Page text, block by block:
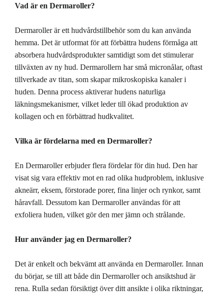
Vad är en Dermaroller?
Dermaroller är ett hudvårdstillbehör som du kan använda
hemma. Det är utformat för att förbättra hudens förmåga att
absorbera hudvårdsprodukter samtidigt som det stimulerar
tillväxten av ny hud. Dermarollern har små micronålar, oftast
tillverkade av titan, som skapar mikroskopiska kanaler i
huden. Denna process aktiverar hudens naturliga
läkningsmekanismer, vilket leder till ökad produktion av
kollagen och en förbättrad hudkvalitet.
Vilka är fördelarna med en Dermaroller?
En Dermaroller erbjuder flera fördelar för din hud. Den har
visat sig vara effektiv mot en rad olika hudproblem, inklusive
akneärr, eksem, förstorade porer, fina linjer och rynkor, samt
håravfall. Dessutom kan Dermaroller användas för att
exfoliera huden, vilket gör den mer jämn och strålande.
Hur använder jag en Dermaroller?
Det är enkelt och bekvämt att använda en Dermaroller. Innan
du börjar, se till att både din Dermaroller och ansiktshud är
rena. Rulla sedan försiktigt över ditt ansikte i olika riktningar,